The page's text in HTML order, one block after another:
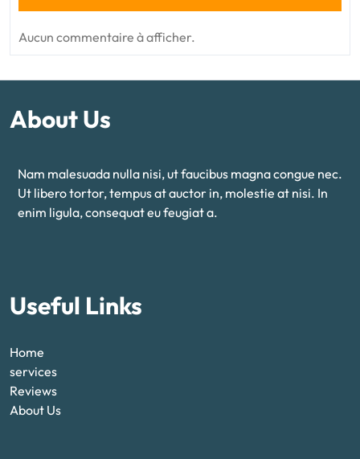
Aucun commentaire à afficher.
About Us
Nam malesuada nulla nisi, ut faucibus magna congue nec.
Ut libero tortor, tempus at auctor in, molestie at nisi. In
enim ligula, consequat eu feugiat a.
Useful Links
Home
services
Reviews
About Us